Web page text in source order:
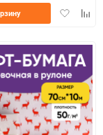
Добавить